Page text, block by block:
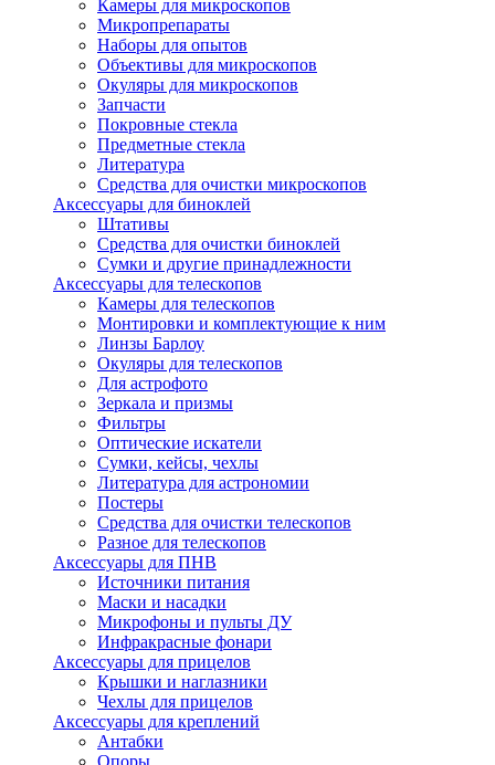
Камеры для микроскопов
Микропрепараты
Наборы для опытов
Объективы для микроскопов
Окуляры для микроскопов
Запчасти
Покровные стекла
Предметные стекла
Литература
Средства для очистки микроскопов
Аксессуары для биноклей
Штативы
Средства для очистки биноклей
Сумки и другие принадлежности
Аксессуары для телескопов
Камеры для телескопов
Монтировки и комплектующие к ним
Линзы Барлоу
Окуляры для телескопов
Для астрофото
Зеркала и призмы
Фильтры
Оптические искатели
Сумки, кейсы, чехлы
Литература для астрономии
Постеры
Средства для очистки телескопов
Разное для телескопов
Аксессуары для ПНВ
Источники питания
Маски и насадки
Микрофоны и пульты ДУ
Инфракрасные фонари
Аксессуары для прицелов
Крышки и наглазники
Чехлы для прицелов
Аксессуары для креплений
Антабки
Опоры